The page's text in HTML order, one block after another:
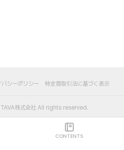
CONTENTS
バシーポリシー 特定商取引法に基づく表示
株式会社 All rights reserved.